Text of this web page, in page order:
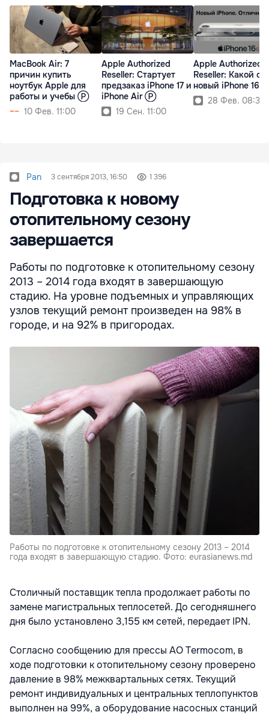
MacBook Air: 7
причин купить
ноутбук Apple для
работы и учебы Ⓟ
10 Фев. 11:00
Apple Authorized
Reseller: Cтартует
предзаказ iPhone 17 и
iPhone Air Ⓟ
19 Сен. 11:00
Apple Authorized
Reseller: Какой он,
новый iPhone
28 Фев. 08:30
Pan 3 сентября 2013, 16:50 1 396
Подготовка к новому
отопительному сезону
завершается
Работы по подготовке к отопительному сезону
2013 – 2014 года входят в завершающую
стадию. На уровне подъемных и управляющих
узлов текущий ремонт произведен на 98% в
городе, и на 92% в пригородах.
Работы по подготовке к отопительному сезону 2013 – 2014
года входят в завершающую стадию. Фото: eurasianews.md
Столичный поставщик тепла продолжает работы по
замене магистральных теплосетей. До сегодняшнего
дня было установлено 3,155 км сетей, передает IPN.
Согласно сообщению для прессы АО Termocom, в
ходе подготовки к отопительному сезону проверено
давление в 98% межквартальных сетях. Текущий
ремонт индивидуальных и центральных теплопунктов
выполнен на 99%, а оборудование насосных станций